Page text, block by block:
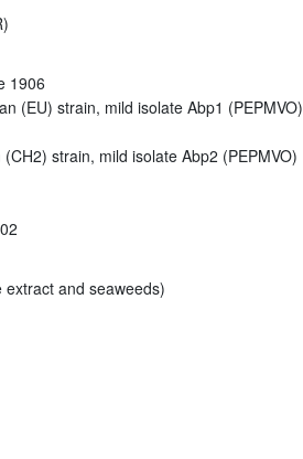
1906
(EU) strain, mild isolate Abp1 (PEPMVO)
strain, mild isolate Abp2 (PEPMVO)
and seaweeds)